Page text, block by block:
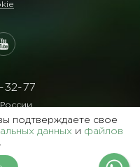
77
Двор"
подтверждаете свое
данных и файлов
.